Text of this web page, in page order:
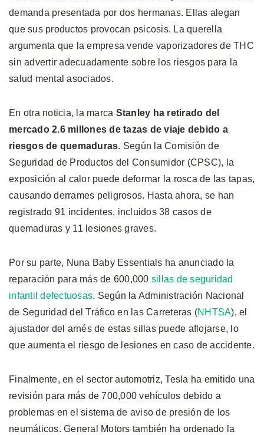
demanda presentada por dos hermanas. Ellas alegan
que sus productos provocan psicosis. La querella
argumenta que la empresa vende vaporizadores de THC
sin advertir adecuadamente sobre los riesgos para la
salud mental asociados.
En otra noticia, la marca Stanley ha retirado del
mercado 2.6 millones de tazas de viaje debido a
riesgos de quemaduras. Según la Comisión de
Seguridad de Productos del Consumidor (CPSC), la
exposición al calor puede deformar la rosca de las tapas,
causando derrames peligrosos. Hasta ahora, se han
registrado 91 incidentes, incluidos 38 casos de
quemaduras y 11 lesiones graves.
Por su parte, Nuna Baby Essentials ha anunciado la
reparación para más de 600,000 sillas de seguridad
infantil defectuosas. Según la Administración Nacional
de Seguridad del Tráfico en las Carreteras (NHTSA), el
ajustador del arnés de estas sillas puede aflojarse, lo
que aumenta el riesgo de lesiones en caso de accidente.
Finalmente, en el sector automotriz, Tesla ha emitido una
revisión para más de 700,000 vehículos debido a
problemas en el sistema de aviso de presión de los
neumáticos. General Motors también ha ordenado la